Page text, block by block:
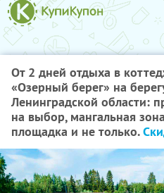
От 2 дней отдыха в
«Озерный берег» на
Ленинградской области:
на выбор, мангальная
площадка и не только.